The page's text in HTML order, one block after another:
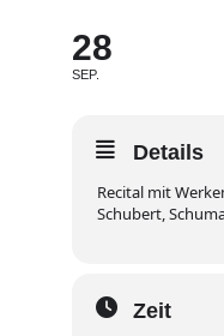
28
SEP.
Details
Recital mit
Schubert,
Zeit